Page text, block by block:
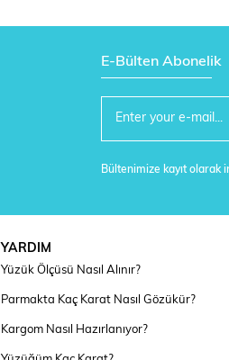
E-Bülten Abonelik
Bültenimize kayıt
YARDIM
Yüzük Ölçüsü Nasıl Alınır?
Parmakta Kaç Karat Nasıl Gözükür?
Kargom Nasıl Hazırlanıyor?